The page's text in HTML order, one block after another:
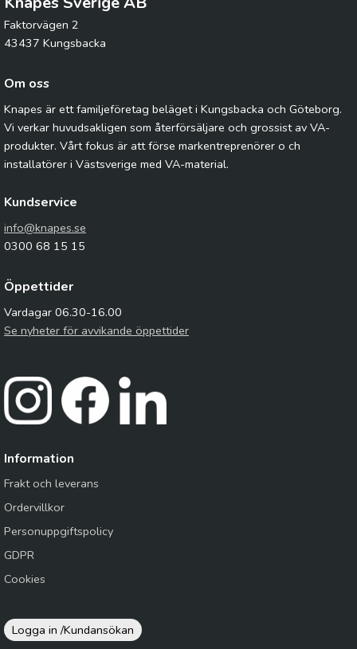
Faktorvägen 2
43437 Kungsbacka
Om oss
Knapes är ett familjeföretag beläget i Kungsbacka och Göteborg.
Vi verkar huvudsakligen som återförsäljare och grossist av VA-
produkter. Vårt fokus är att förse markentreprenörer o ch
installatörer i Västsverige med VA-material.
Kundservice
info@knapes.se
0300 68 15 15
Öppettider
Vardagar 06.30-16.00
Se nyheter för avvikande öppettider
Information
Frakt och leverans
Ordervillkor
Personuppgiftspolicy
GDPR
Cookies
Logga in /Kundansökan